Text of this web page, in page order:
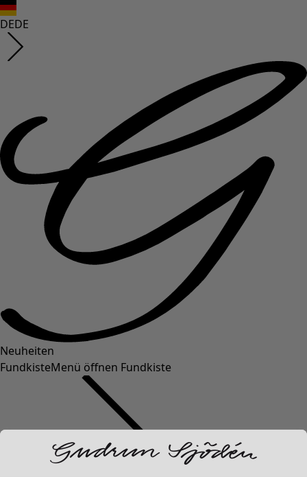
DEDE
Neuheiten
FundkisteMenü öffnen Fundkiste